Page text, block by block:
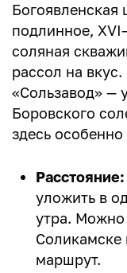
подлинное,
соляная
рассол на
«Сользавод» —
Боровского
здесь
Расстояние:
уложить в
утра. Можно
Соликамске
маршрут.